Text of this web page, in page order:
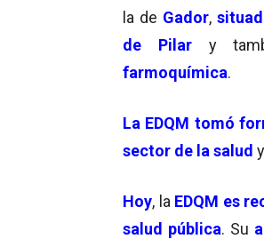
la de Gador,
de Pilary
farmoquímica.
La EDQM tomó
sector de la salud y
Hoy, la EDQM es
salud pública. Su